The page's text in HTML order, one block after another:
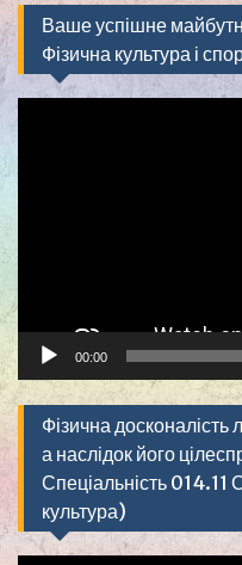
Ваше успішне
Фізична культура і
00:00
Фізична
а наслідок його
Спеціальність 014.11
культура)